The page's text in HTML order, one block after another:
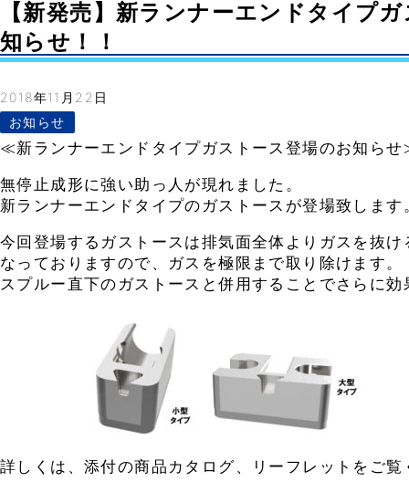
【新発売】新ランナーエンドタイプ
知らせ！！
2018年11月22日
お知らせ
≪新ランナーエンドタイプガストース登場のお知ら
無停止成形に強い助っ人が現れました。
新ランナーエンドタイプのガストースが登場致します
今回登場するガストースは排気面全体よりガスを抜け
なっておりますので、ガスを極限まで取り除けます。
スプルー直下のガストースと併用することでさらに効
詳しくは、添付の商品カタログ、リーフレットをご覧